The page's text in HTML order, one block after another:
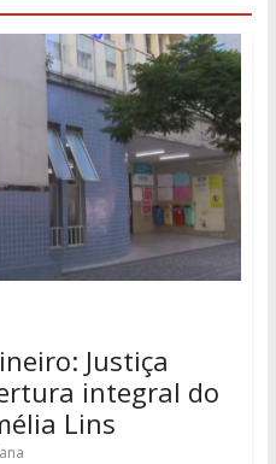
Justiça
integral do
Lins